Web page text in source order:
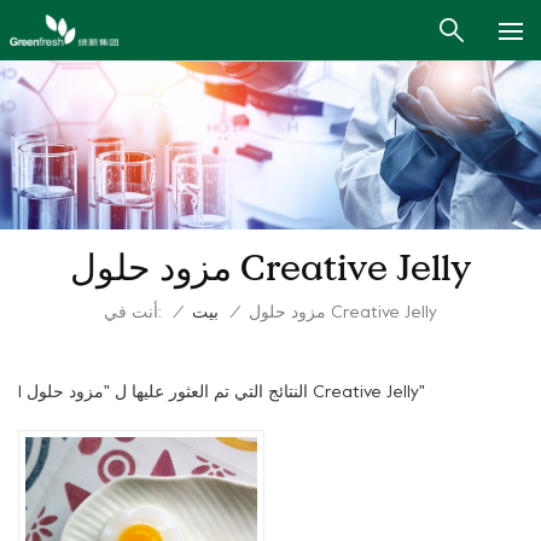
مزود حلول Creative Jelly
أنت في: / بيت / مزود حلول Creative Jelly
1 النتائج التي تم العثور عليها ل "مزود حلول Creative Jelly"